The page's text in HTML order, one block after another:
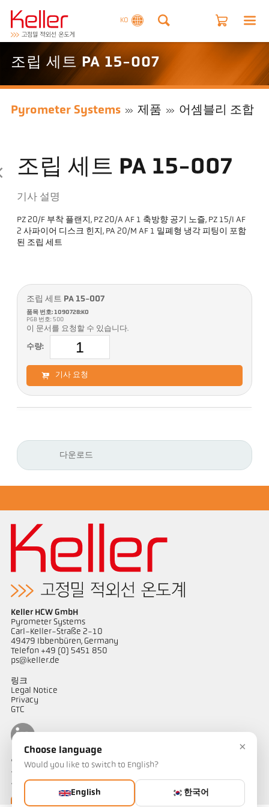
KO
조립 세트 PA 15-007
Pyrometer Systems 제품 어셈블리 조합
조립 세트 PA 15-007
기사 설명
PZ 20/F 부착 플랜지, PZ 20/A AF 1 축방향 공기 노즐, PZ 15/I AF
2 사파이어 디스크 힌지, PA 20/M AF 1 밀폐형 냉각 피팅이 포함
된 조립 세트
조립 세트 PA 15-007
품목 번호: 1090728:KO
PGB 번호: 500
이 문서를 요청할 수 있습니다.
수량:
기사 요청
다운로드
Keller HCW GmbH
Pyrometer Systems
Carl-Keller-Straße 2-10
49479 Ibbenbüren, Germany
Telefon +49 (0) 5451 850
ps@keller.de
링크
Legal Notice
Privacy
GTC
연락하다
온도 측정 솔루션에 대해 궁금한 점이 있으신가요? 저희 팀이 기꺼이
도와드리겠습니다.
×
Choose language
Would you like to switch to English?
English 한국어